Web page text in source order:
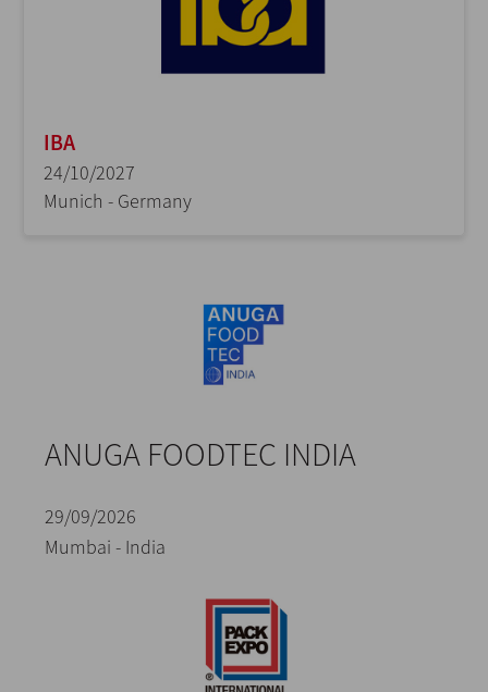
IBA
24/10/2027
Munich - Germany
ANUGA FOODTEC INDIA
29/09/2026
Mumbai - India